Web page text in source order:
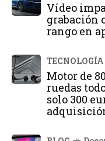
Vídeo
grabación
rango en
TECNOLOGÍA
Motor de
ruedas
solo 300